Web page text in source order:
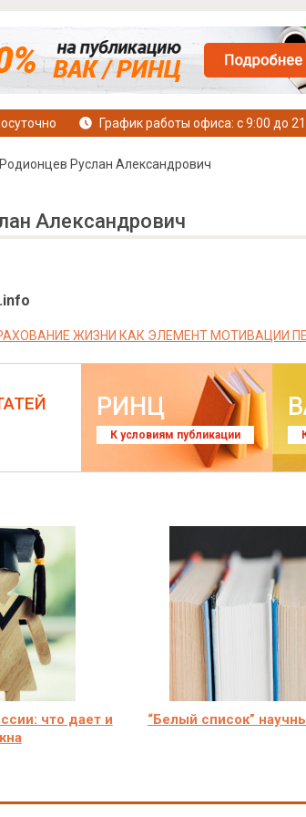
График работы офиса: с 9:00 до
Родионцев Руслан Александрович
Александрович
ЖИЗНИ КАК ЭЛЕМЕНТ МОТИВАЦИИ
РИНЦ
К условиям публикации
что дает и
“Белый список”